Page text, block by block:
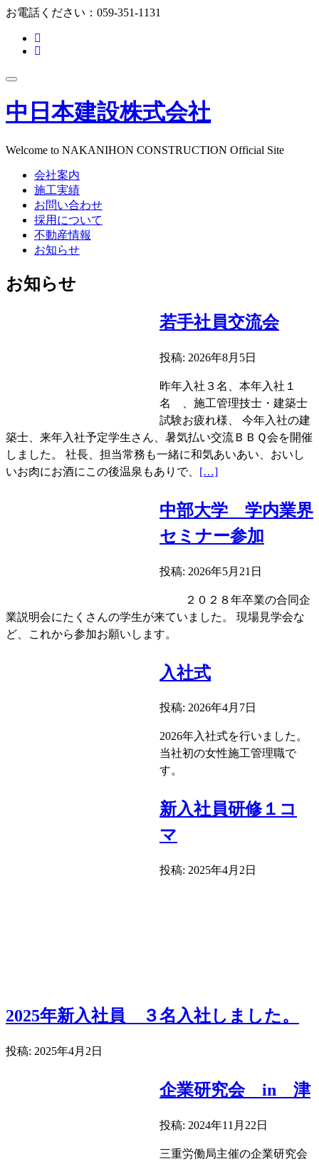
コ
ス
キ
プ
お電話ください： 059-351-1131
fa-
facebook-
fa-
ナ
ビ
ゲ
ー
ョ
中日本建設株式会社
Welcome to NAKANIHON CONSTRUCTION Official Site
会社案内
施工実績
お問い合わせ
採用について
不動産情報
お知らせ
お知らせ
若手社員交流会
投稿: 2026年8月5日
昨年入社３名、本年入社１
名 、施工管理技士・建築士
試験お疲れ様、 今年入社の建
築士、来年入社予定学生さん、暑気払い交流ＢＢＱ会を開催
しました。 社長、担当常務も一緒に和気あいあい、おいし
いお肉にお酒にこの後温泉もありで、 続
を
読
む
手
員
交
[…]
中部大学 学内業界
セミナー参加
投稿: 2026年5月21日
２０２８年卒業の合同企
業説明会にたくさんの学生が来ていました。 現場見学会な
ど、これから参加お願いします。
入社式
投稿: 2026年4月7日
2026年入社式を行いました。
当社初の女性施工管理職で
す。
新入社員研修１コ
マ
投稿: 2025年4月2日
2025年新入社員 ３名入社しました。
投稿: 2025年4月2日
企業研究会 in 津
投稿: 2024年11月22日
三重労働局主催の企業研究会